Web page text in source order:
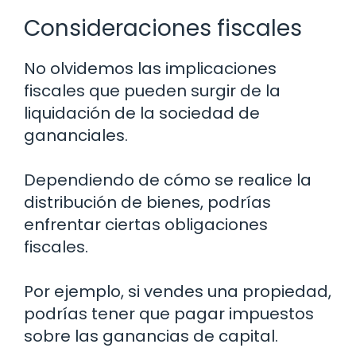
Consideraciones fiscales
No olvidemos las implicaciones
fiscales que pueden surgir de la
liquidación de la sociedad de
gananciales.
Dependiendo de cómo se realice la
distribución de bienes, podrías
enfrentar ciertas obligaciones
fiscales.
Por ejemplo, si vendes una propiedad,
podrías tener que pagar impuestos
sobre las ganancias de capital.